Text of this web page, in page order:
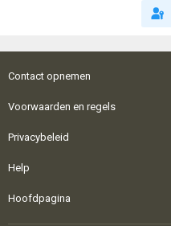
Contact opnemen
Voorwaarden en regels
Privacybeleid
Help
Hoofdpagina